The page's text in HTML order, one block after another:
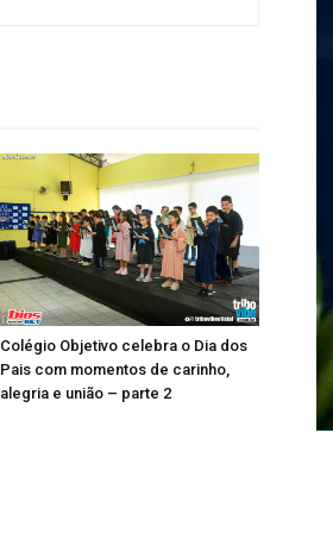
Colégio Objetivo celebra o Dia dos
Pais com momentos de carinho,
alegria e união – parte 2